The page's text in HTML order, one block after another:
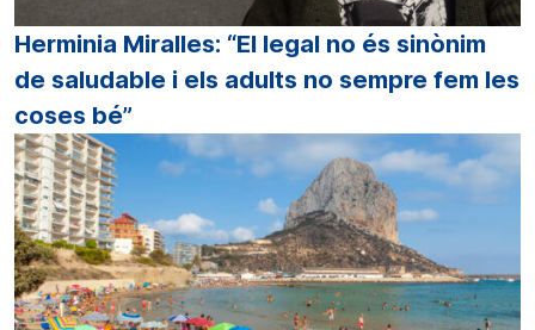
Herminia Miralles: “El legal no és sinònim
de saludable i els adults no sempre fem les
coses bé”